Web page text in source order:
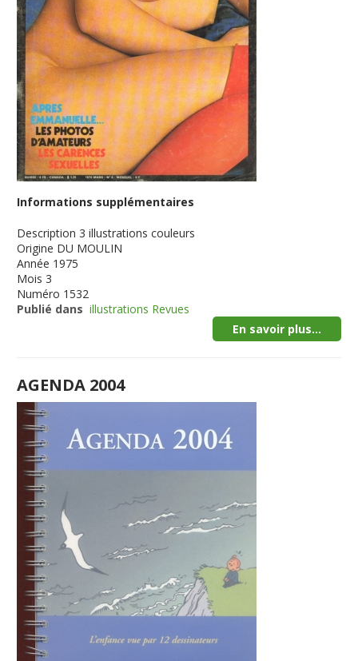
Informations supplémentaires
Description 3 illustrations couleurs
Origine DU MOULIN
Année 1975
Mois 3
Numéro 1532
Publié dans illustrations Revues
En savoir plus...
AGENDA 2004